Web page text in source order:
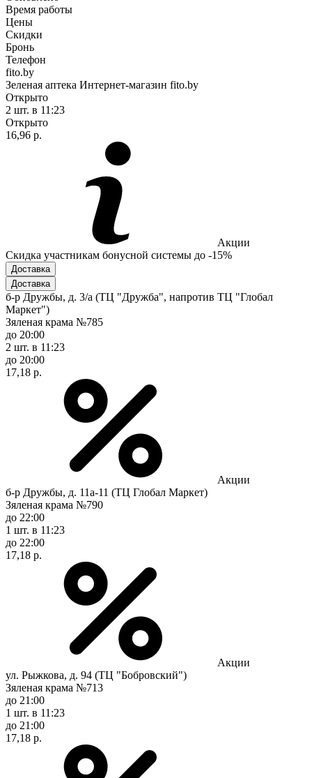
Время работы
Цены
Скидки
Бронь
Телефон
fito.by
Зеленая аптека Интернет-магазин fito.by
Открыто
2 шт. в 11:23
Открыто
16,96 р.
Акции
Скидка участникам бонусной системы до -15%
Доставка
Доставка
б-р Дружбы, д. 3/а (ТЦ "Дружба", напротив ТЦ "Глобал
Маркет")
Зяленая крама №785
до 20:00
2 шт. в 11:23
до 20:00
17,18 р.
Акции
б-р Дружбы, д. 11а-11 (ТЦ Глобал Маркет)
Зяленая крама №790
до 22:00
1 шт. в 11:23
до 22:00
17,18 р.
Акции
ул. Рыжкова, д. 94 (ТЦ "Бобровский")
Зяленая крама №713
до 21:00
1 шт. в 11:23
до 21:00
17,18 р.